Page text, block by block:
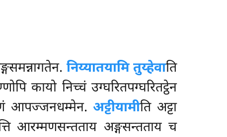
निय्यातयामि तुय्हेवाति
कायो निच्चं उग्घरितपग्घरितट्ठेन
आपज्जनधम्मेन. अट्टीयामीति अट्टा
आरम्मणसन्तताय अङ्गसन्तताय च